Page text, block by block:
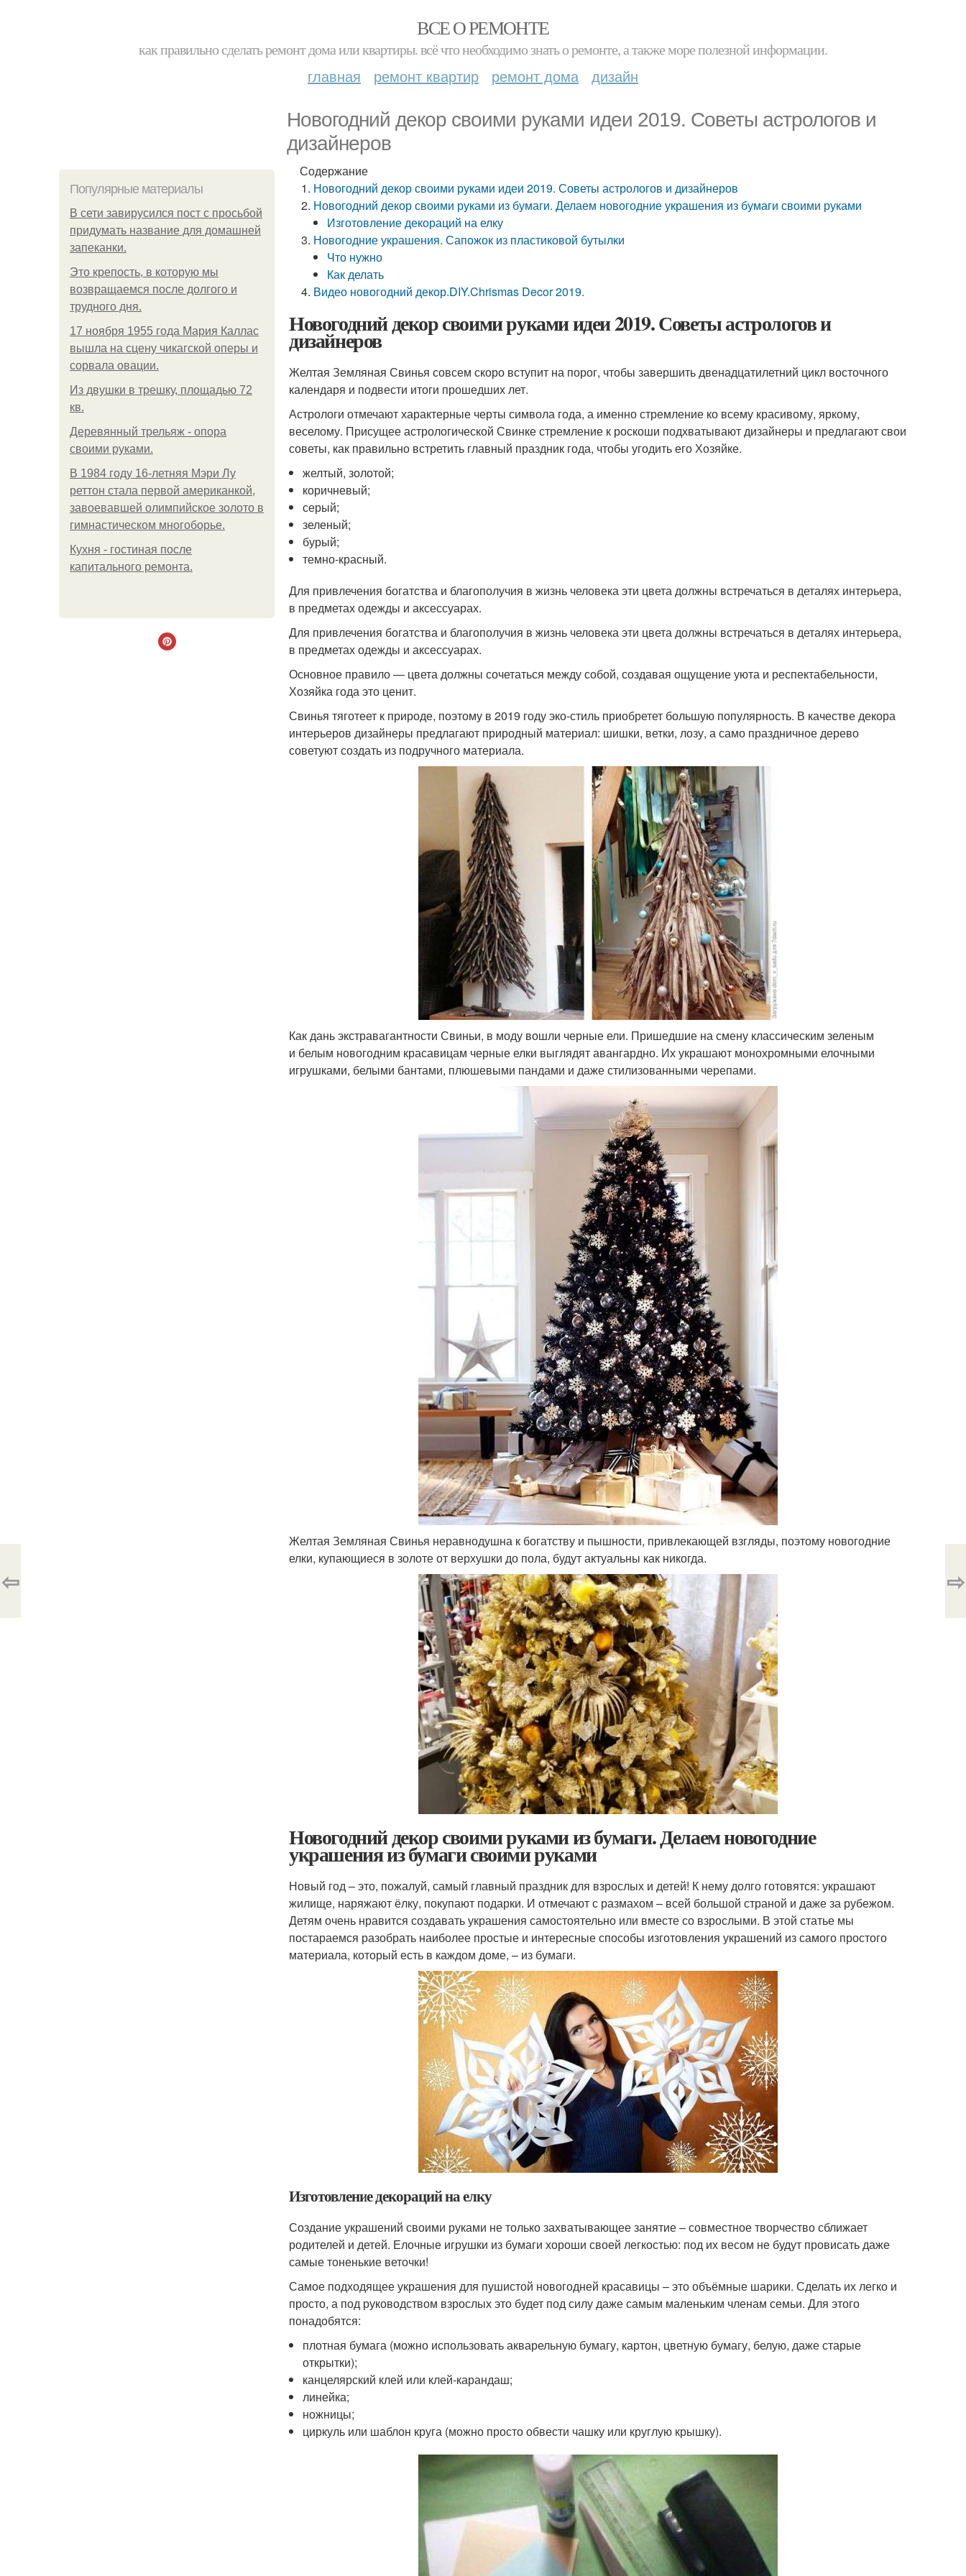
ВСЕ О РЕМОНТЕ
как правильно сделать ремонт дома или квартиры. всё что необходимо знать о ремонте, а также море полезной информации.
главная ремонт квартир ремонт дома дизайн
Новогодний декор своими руками идеи 2019. Советы астрологов и
дизайнеров
Популярные материалы
В сети завирусился пост с просьбой
придумать название для домашней
запеканки.
Это крепость, в которую мы
возвращаемся после долгого и
трудного дня.
17 ноября 1955 года Мария Каллас
вышла на сцену чикагской оперы и
сорвала овации.
Из двушки в трешку, площадью 72
кв.
Деревянный трельяж - опора
своими руками.
В 1984 году 16-летняя Мэри Лу
реттон стала первой американкой,
завоевавшей олимпийское золото в
гимнастическом многоборье.
Кухня - гостиная после
капитального ремонта.
Содержание
Новогодний декор своими руками идеи 2019. Советы астрологов и дизайнеров
Новогодний декор своими руками из бумаги. Делаем новогодние украшения из бумаги своими руками
Изготовление декораций на елку
Новогодние украшения. Сапожок из пластиковой бутылки
Что нужно
Как делать
Видео новогодний декор.DIY.Chrismas Decor 2019.
Новогодний декор своими руками идеи 2019. Советы астрологов и
дизайнеров
Желтая Земляная Свинья совсем скоро вступит на порог, чтобы завершить двенадцатилетний цикл восточного
календаря и подвести итоги прошедших лет.
Астрологи отмечают характерные черты символа года, а именно стремление ко всему красивому, яркому,
веселому. Присущее астрологической Свинке стремление к роскоши подхватывают дизайнеры и предлагают свои
советы, как правильно встретить главный праздник года, чтобы угодить его Хозяйке.
желтый, золотой;
коричневый;
серый;
зеленый;
бурый;
темно-красный.
Для привлечения богатства и благополучия в жизнь человека эти цвета должны встречаться в деталях интерьера,
в предметах одежды и аксессуарах.
Для привлечения богатства и благополучия в жизнь человека эти цвета должны встречаться в деталях интерьера,
в предметах одежды и аксессуарах.
Основное правило — цвета должны сочетаться между собой, создавая ощущение уюта и респектабельности,
Хозяйка года это ценит.
Свинья тяготеет к природе, поэтому в 2019 году эко-стиль приобретет большую популярность. В качестве декора
интерьеров дизайнеры предлагают природный материал: шишки, ветки, лозу, а само праздничное дерево
советуют создать из подручного материала.
Как дань экстравагантности Свиньи, в моду вошли черные ели. Пришедшие на смену классическим зеленым
и белым новогодним красавицам черные елки выглядят авангардно. Их украшают монохромными елочными
игрушками, белыми бантами, плюшевыми пандами и даже стилизованными черепами.
Желтая Земляная Свинья неравнодушна к богатству и пышности, привлекающей взгляды, поэтому новогодние
елки, купающиеся в золоте от верхушки до пола, будут актуальны как никогда.
Новогодний декор своими руками из бумаги. Делаем новогодние
украшения из бумаги своими руками
Новый год – это, пожалуй, самый главный праздник для взрослых и детей! К нему долго готовятся: украшают
жилище, наряжают ёлку, покупают подарки. И отмечают с размахом – всей большой страной и даже за рубежом.
Детям очень нравится создавать украшения самостоятельно или вместе со взрослыми. В этой статье мы
постараемся разобрать наиболее простые и интересные способы изготовления украшений из самого простого
материала, который есть в каждом доме, – из бумаги.
Изготовление декораций на елку
Создание украшений своими руками не только захватывающее занятие – совместное творчество сближает
родителей и детей. Елочные игрушки из бумаги хороши своей легкостью: под их весом не будут провисать даже
самые тоненькие веточки!
Самое подходящее украшения для пушистой новогодней красавицы – это объёмные шарики. Сделать их легко и
просто, а под руководством взрослых это будет под силу даже самым маленьким членам семьи. Для этого
понадобятся:
плотная бумага (можно использовать акварельную бумагу, картон, цветную бумагу, белую, даже старые
открытки);
канцелярский клей или клей-карандаш;
линейка;
ножницы;
циркуль или шаблон круга (можно просто обвести чашку или круглую крышку).
⇦ ⇨